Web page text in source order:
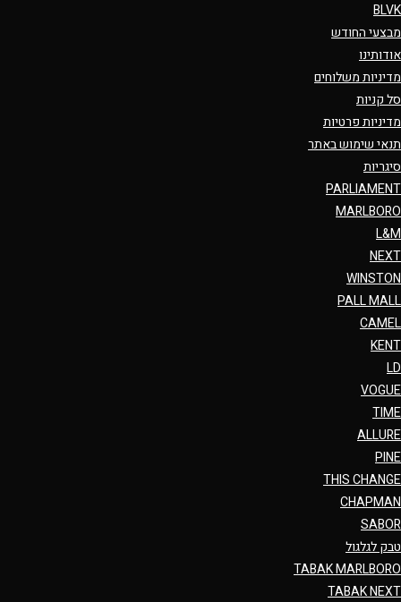
BLVK
מבצעי החודש
אודותינו
מדיניות משלוחים
סל קניות
מדיניות פרטיות
תנאי שימוש באתר
סיגריות
PARLIAMENT
MARLBORO
L&M
NEXT
WINSTON
PALL MALL
CAMEL
KENT
LD
VOGUE
TIME
ALLURE
PINE
THIS CHANGE
CHAPMAN
SABOR
טבק לגלגול
TABAK MARLBORO
TABAK NEXT